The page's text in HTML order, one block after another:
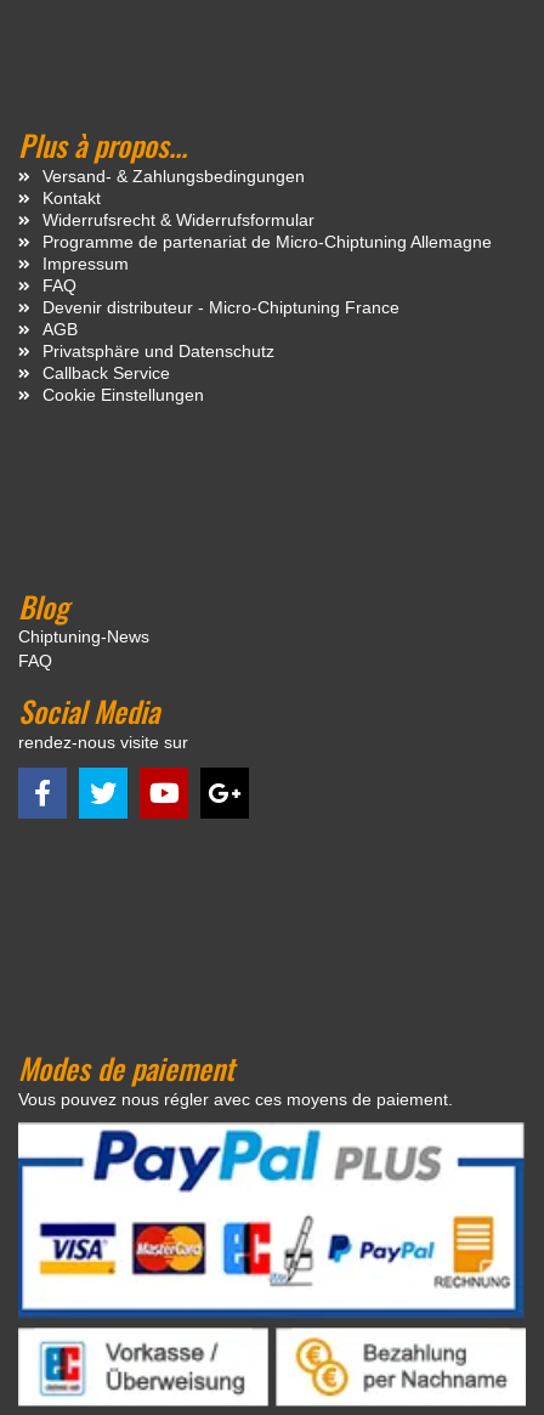
Plus à propos...
Versand- & Zahlungsbedingungen
Kontakt
Widerrufsrecht & Widerrufsformular
Programme de partenariat de Micro-Chiptuning Allemagne
Impressum
FAQ
Devenir distributeur - Micro-Chiptuning France
AGB
Privatsphäre und Datenschutz
Callback Service
Cookie Einstellungen
Blog
Chiptuning-News
FAQ
Social Media
rendez-nous visite sur
Modes de paiement
Vous pouvez nous régler avec ces moyens de paiement.